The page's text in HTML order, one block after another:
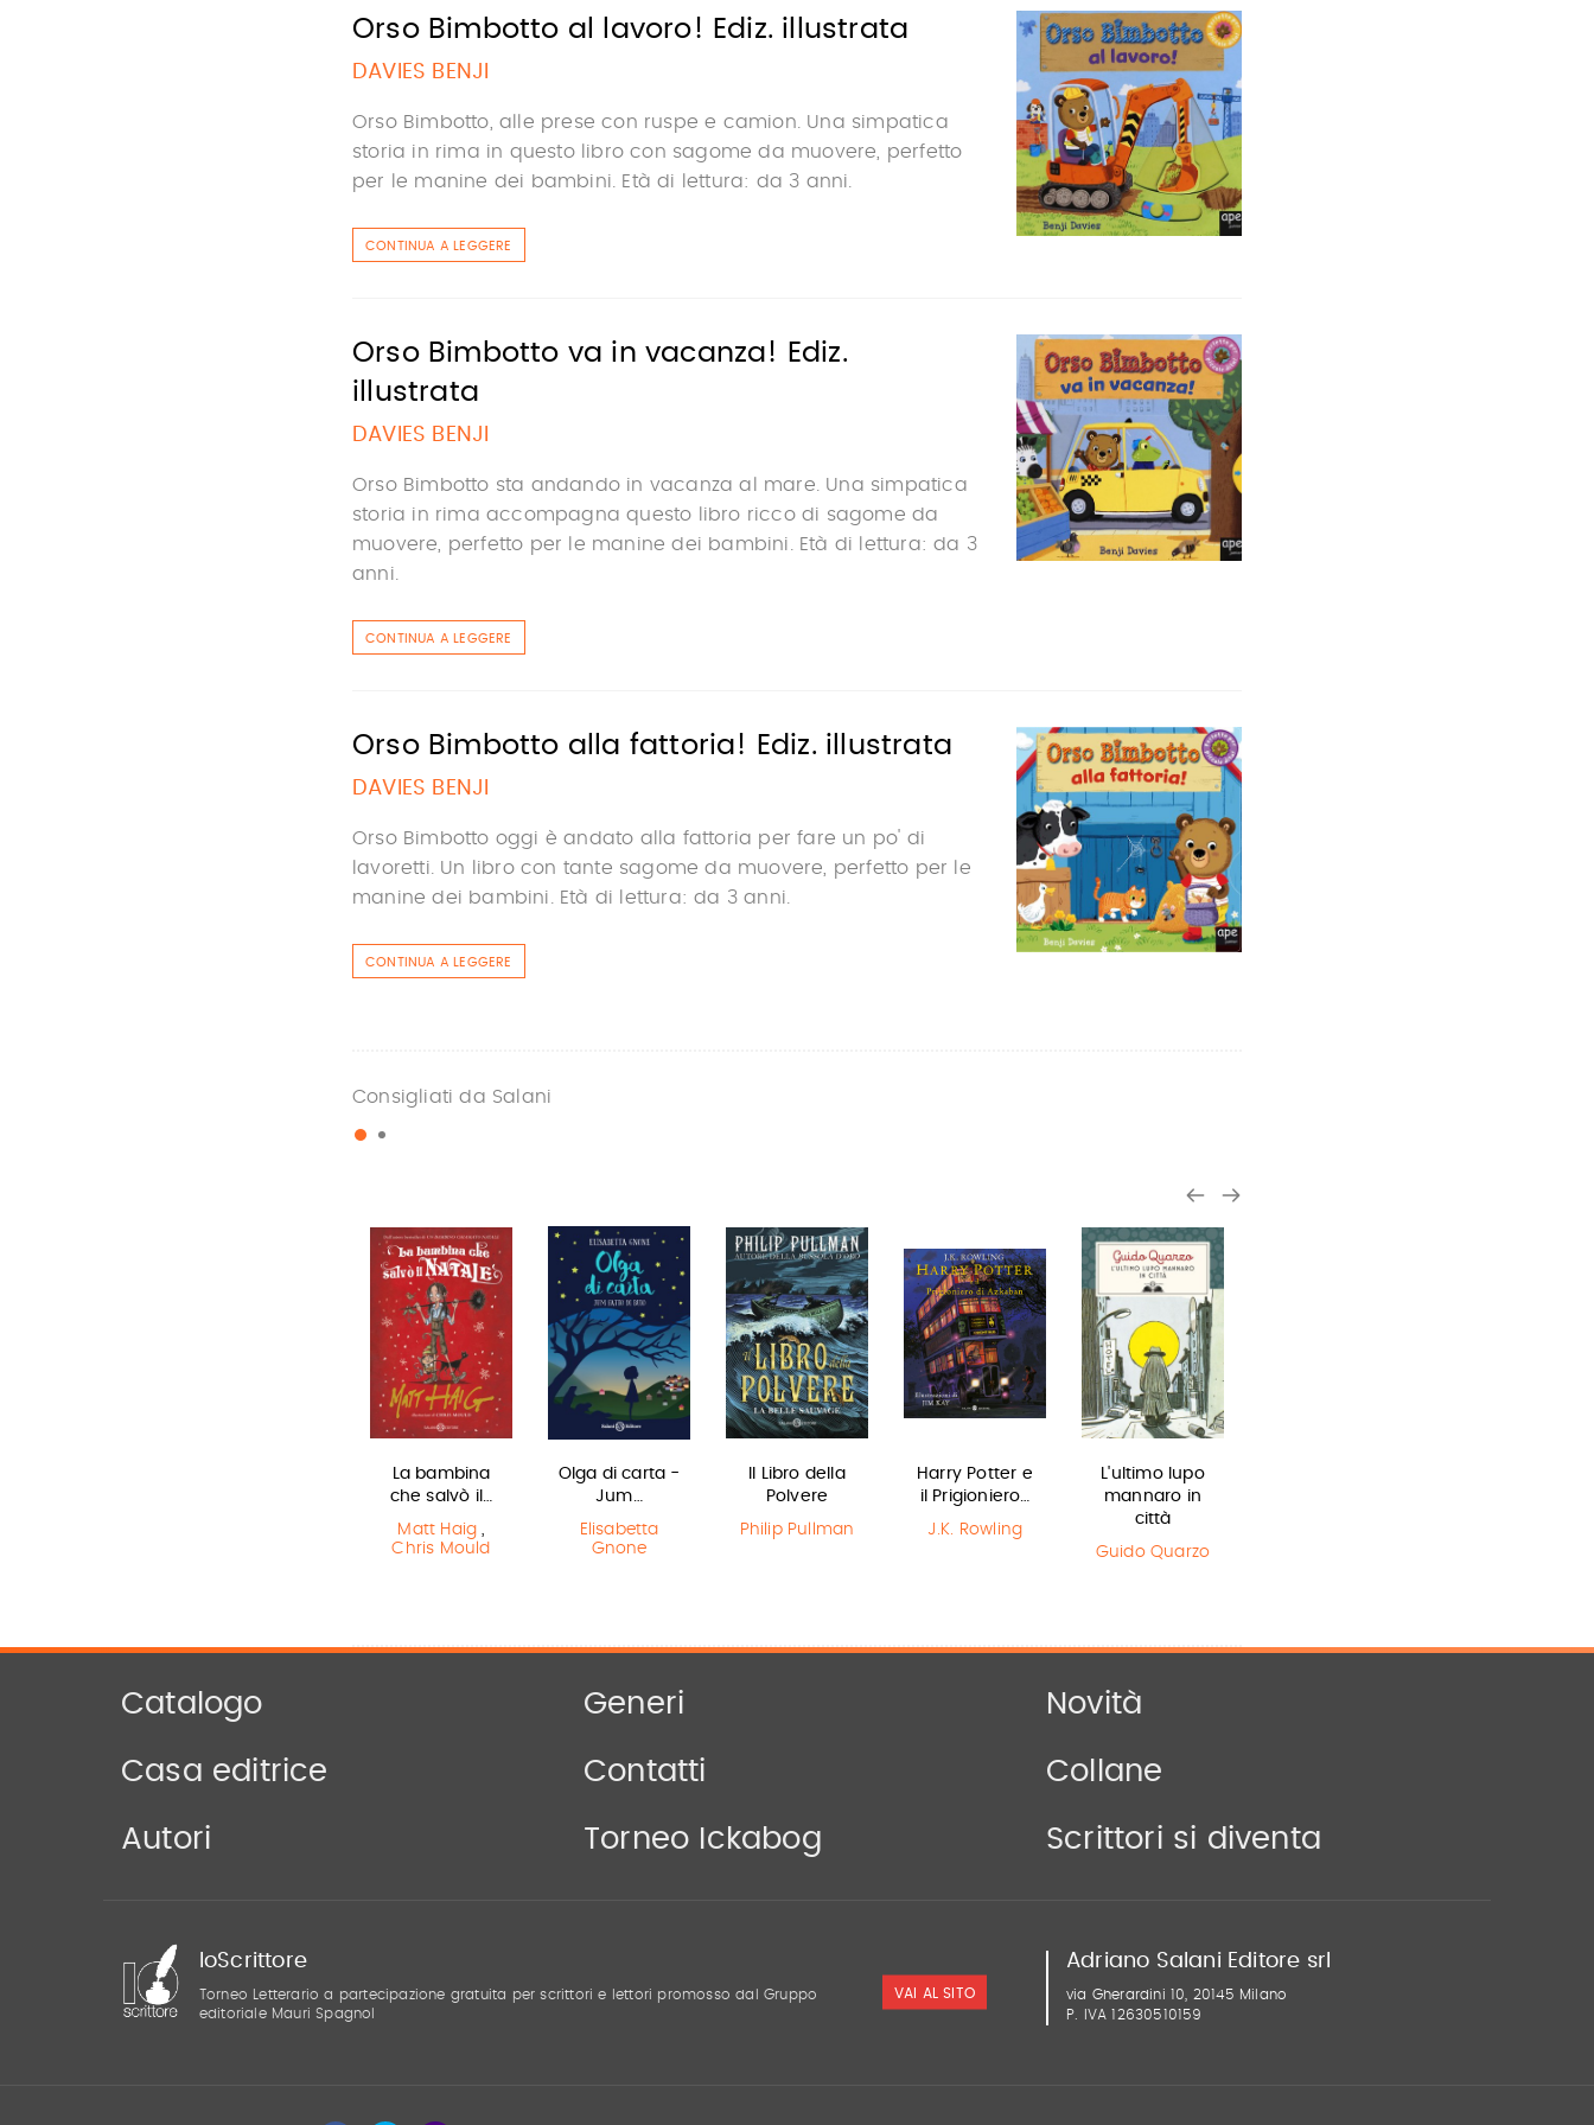
Orso Bimbotto al lavoro! Ediz. illustrata
DAVIES BENJI
Orso Bimbotto, alle prese con ruspe e camion. Una simpatica
storia in rima in questo libro con sagome da muovere, perfetto
per le manine dei bambini. Età di lettura: da 3 anni.
CONTINUA A LEGGERE
Orso Bimbotto va in vacanza! Ediz.
illustrata
DAVIES BENJI
Orso Bimbotto sta andando in vacanza al mare. Una simpatica
storia in rima accompagna questo libro ricco di sagome da
muovere, perfetto per le manine dei bambini. Età di lettura: da 3
anni.
CONTINUA A LEGGERE
Orso Bimbotto alla fattoria! Ediz. illustrata
DAVIES BENJI
Orso Bimbotto oggi è andato alla fattoria per fare un po' di
lavoretti. Un libro con tante sagome da muovere, perfetto per le
manine dei bambini. Età di lettura: da 3 anni.
CONTINUA A LEGGERE
Consigliati da Salani
La bambina
che salvò il…
Matt Haig ,
Chris Mould
Olga di carta -
Jum…
Elisabetta
Gnone
Il Libro della
Polvere
Philip Pullman
Harry Potter e
il Prigioniero…
J.K. Rowling
L'ultimo lupo
mannaro in
città
Guido Quarzo
Catalogo Generi Novità
Casa editrice Contatti Collane
Autori Torneo Ickabog Scrittori si diventa
IoScrittore
Torneo Letterario a partecipazione gratuita per scrittori e lettori promosso dal Gruppo
editoriale Mauri Spagnol
VAI AL SITO
Adriano Salani Editore srl
via Gherardini 10, 20145 Milano
P. IVA 12630510159